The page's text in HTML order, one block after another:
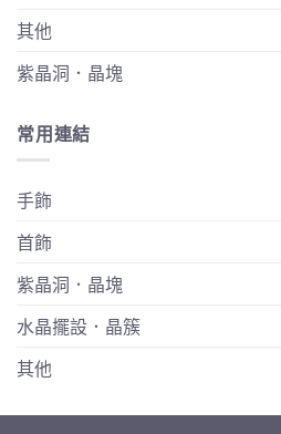
其他
紫晶洞．晶塊
常用連結
手飾
首飾
紫晶洞．晶塊
水晶擺設．晶簇
其他